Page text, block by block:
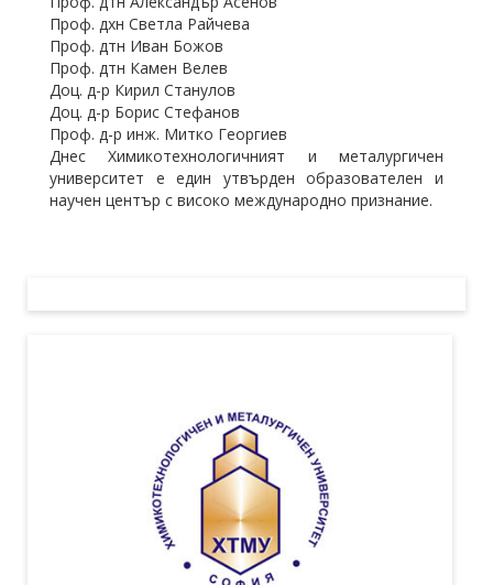
Проф. дхн Светла Райчева
Проф. дтн Иван Божов
Проф. дтн Камен Велев
Доц. д-р Кирил Станулов
Доц. д-р Борис Стефанов
Проф. д-р инж. Митко Георгиев
Днес Химикотехнологичният и металургичен
университет е един утвърден образователен и
научен център с високо международно признание.